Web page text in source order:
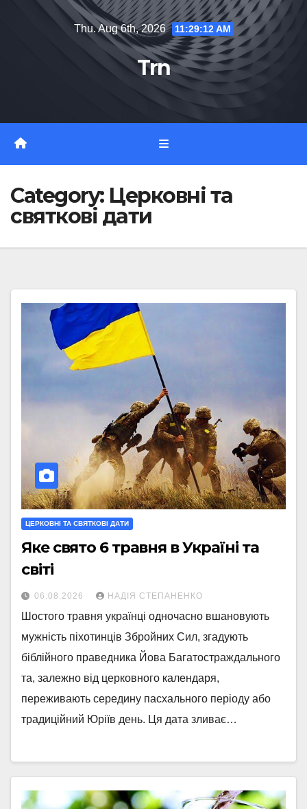
Thu. Aug 6th, 2026 11:29:13 AM
Trn
Category: Церковні та
святкові дати
ЦЕРКОВНІ ТА СВЯТКОВІ ДАТИ
Яке свято 6 травня в Україні та
світі
06.08.2026 НАДІЯ СТЕПАНЕНКО
Шостого травня українці одночасно вшановують
мужність піхотинців Збройних Сил, згадують
біблійного праведника Йова Багатостраждального
та, залежно від церковного календаря,
переживають середину пасхального періоду або
традиційний Юріїв день. Ця дата зливає…